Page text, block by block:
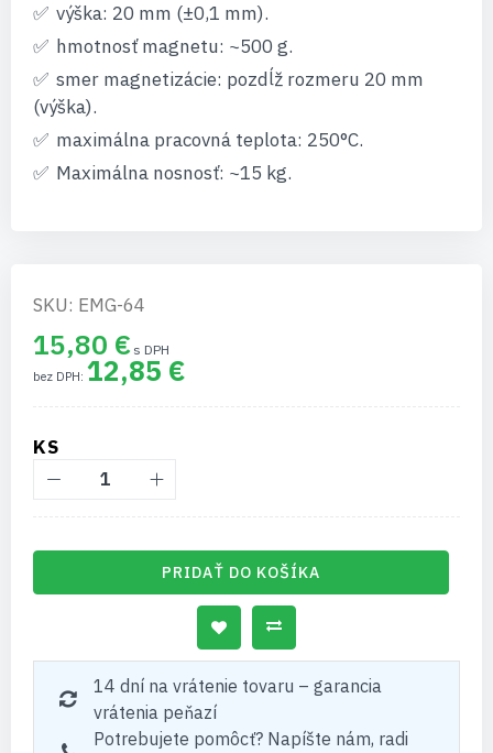
výška: 20 mm (±0,1 mm).
hmotnosť magnetu: ~500 g.
smer magnetizácie: pozdĺž rozmeru 20 mm
(výška).
maximálna pracovná teplota: 250°C.
Maximálna nosnosť: ~15 kg.
SKU: EMG-64
15,80 €
12,85 €
KS
PRIDAŤ DO KOŠÍKA
14 dní na vrátenie tovaru – garancia
vrátenia peňazí
Potrebujete pomôcť? Napíšte nám, radi